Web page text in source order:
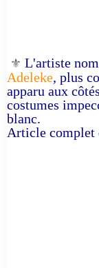
⚜️ L'artiste
Adeleke, plus
apparu aux
costumes
blanc.
Article complet